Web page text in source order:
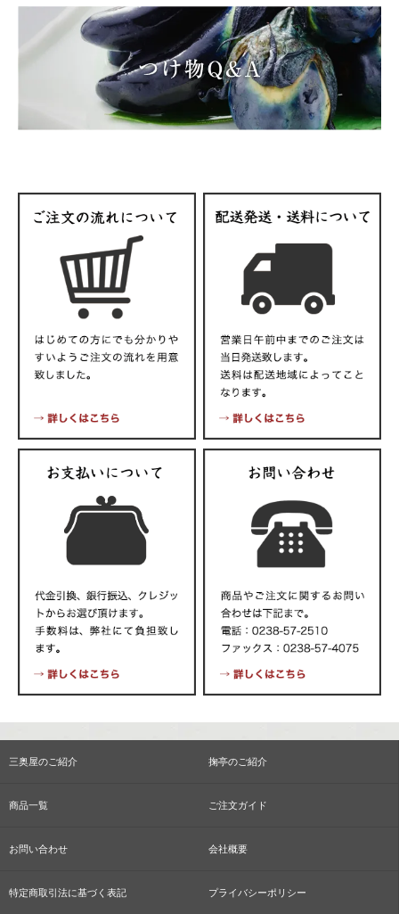
三奥屋のご紹介 掬亭のご紹介
商品一覧 ご注文ガイド
お問い合わせ 会社概要
特定商取引法に基づく表記 プライバシーポリシー